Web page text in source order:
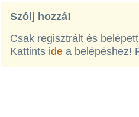
Szólj hozzá!
Csak regisztrált és
Kattints ide a belépéshez!